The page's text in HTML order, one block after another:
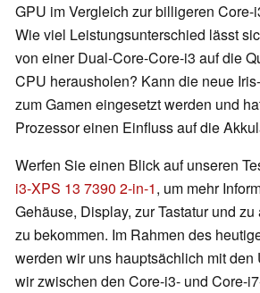
GPU im Vergleich zur billigeren Core-
Wie viel Leistungsunterschied lässt
von einerDual-Core-Core-i3 auf die
CPU herausholen? Kann die neue
zum Gamen eingesetzt werden und
Prozessor einen Einfluss auf die
Werfen Sie einen Blick auf unseren
i3-XPS 13 7390 2-in-1, um mehr
Gehäuse, Display, zur Tastatur und
zu bekommen. Im Rahmen des
werden wir uns hauptsächlich mit
wir zwischen den Core-i3- und Core-